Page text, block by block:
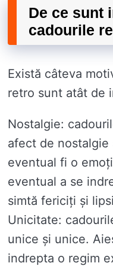
De ce sunt
cadourile
Există câteva
retro sunt atât de
Nostalgie:
afect de nostalgie
eventual fi o
eventual a se
simtă fericiți și
Unicitate:
unice și unice.
indrepta o regim